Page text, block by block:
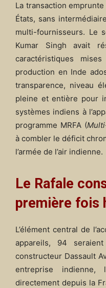
La transaction
États, sans
multi-fournisseurs. Le
Kumar Singh avait
caractéristiques
production en Inde
transparence, niveau
pleine et entière pour
systèmes indiens à
programme MRFA (
à combler le déficit
l’armée de l’air indienne.
Le Rafale
première fois
L’élément central de
appareils, 94
constructeur Dassault
entreprise
directement depuis la